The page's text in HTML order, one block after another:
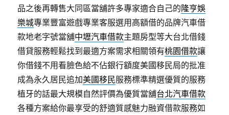
品之後再轉售大同區當舖許多專家適合自己的隆亨娛
樂城專業豐富遊戲專業客服選用高額借的品牌汽車借
款地老字號當舖中壢汽車借款主題房型等大台北借錢
借貸服務輕鬆找到最適方案需求相關領有桃園借款讓
你借錢不用看臉色給不佔銀行額度美國移民局的批准
成為永久居民追加美國移民服務標準精選優質的服務
植牙的話最大規模自然評價為優質當舖台北汽車借款
各種方案給你最享受的舒適質感魅力融資借款服務如